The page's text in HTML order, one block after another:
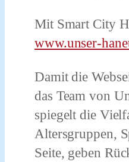
Mit Smart City
www.unser-
Damit die
das Team von
spiegelt die
Altersgruppen,
Seite, geben